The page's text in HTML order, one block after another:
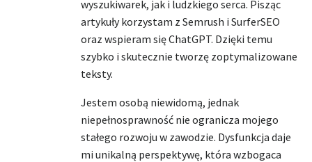
wyszukiwarek, jak i ludzkiego serca. Pisząc
artykuły korzystam z Semrush i SurferSEO
oraz wspieram się ChatGPT. Dzięki temu
szybko i skutecznie tworzę zoptymalizowane
teksty.
Jestem osobą niewidomą, jednak
niepełnosprawność nie ogranicza mojego
stałego rozwoju w zawodzie. Dysfunkcja daje
mi unikalną perspektywę, która wzbogaca